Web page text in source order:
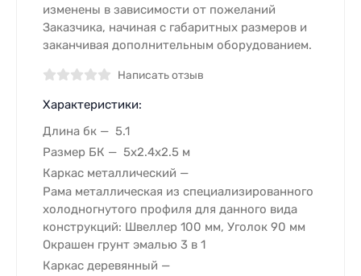
изменены в зависимости от пожеланий
Заказчика, начиная с габаритных размеров и
заканчивая дополнительным оборудованием.
Написать отзыв
Характеристики:
Длина бк
5.1
Размер БК
5х2.4х2.5 м
Каркас металлический
Рама металлическая из специализированного
холодногнутого профиля для данного вида
конструкций: Швеллер 100 мм, Уголок 90 мм
Окрашен грунт эмалью 3 в 1
Каркас деревянный